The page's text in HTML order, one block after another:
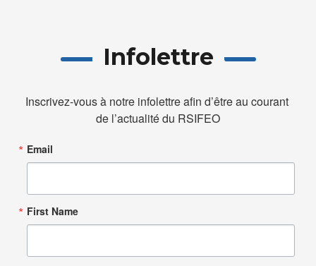
Infolettre
Inscrivez-vous à notre infolettre afin d’être au courant
de l’actualité du RSIFEO
Email
First Name